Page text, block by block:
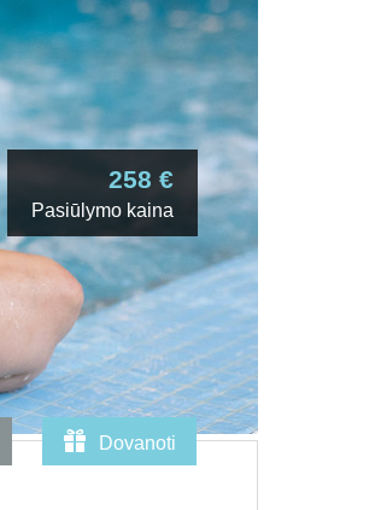
258 €
Pasiūlymo kaina
Dovanoti